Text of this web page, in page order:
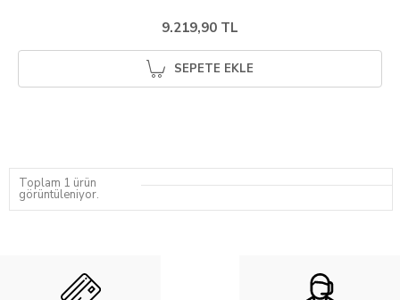
9.219,90 TL
SEPETE EKLE
Toplam 1 ürün
görüntüleniyor.